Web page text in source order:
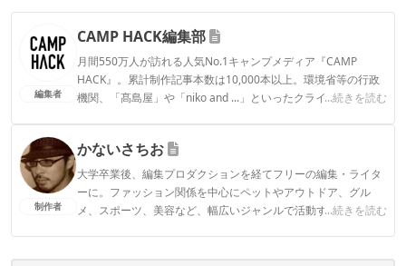
編集者
CAMP HACK編集部
月間550万人が訪れる人気No.1キャンプメディア『CAMP
HACK』。累計制作記事本数は10,000本以上。環境省等の行政
機関、「髙島屋」や「niko and ...」といったクライアントとの
...続きを読む
CAMP HACK編集部のプロフィール
制作者
かないさちお
大学卒業後、編集プロダクションを経てフリーの編集・ライタ
ーに。ファッション関係を中心にペットやアウトドア、グル
メ、スポーツ、美容など、幅広いジャンルで活動する。趣味は
...続きを読む